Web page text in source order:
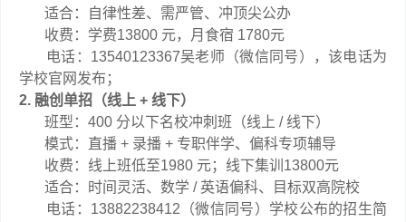
适合：自律性差、需严管、冲顶尖公办
收费：学费13800 元，月食宿 1780元
电话：13540123367吴老师（微信同号），该电话为
学校官网发布；
2. 融创单招（线上 + 线下）
班型：400 分以下名校冲刺班（线上 / 线下）
模式：直播 + 录播 + 专职伴学、偏科专项辅导
收费：线上班低至1980 元；线下集训13800元
适合：时间灵活、数学 / 英语偏科、目标双高院校
电话：13882238412（微信同号）学校公布的招生简